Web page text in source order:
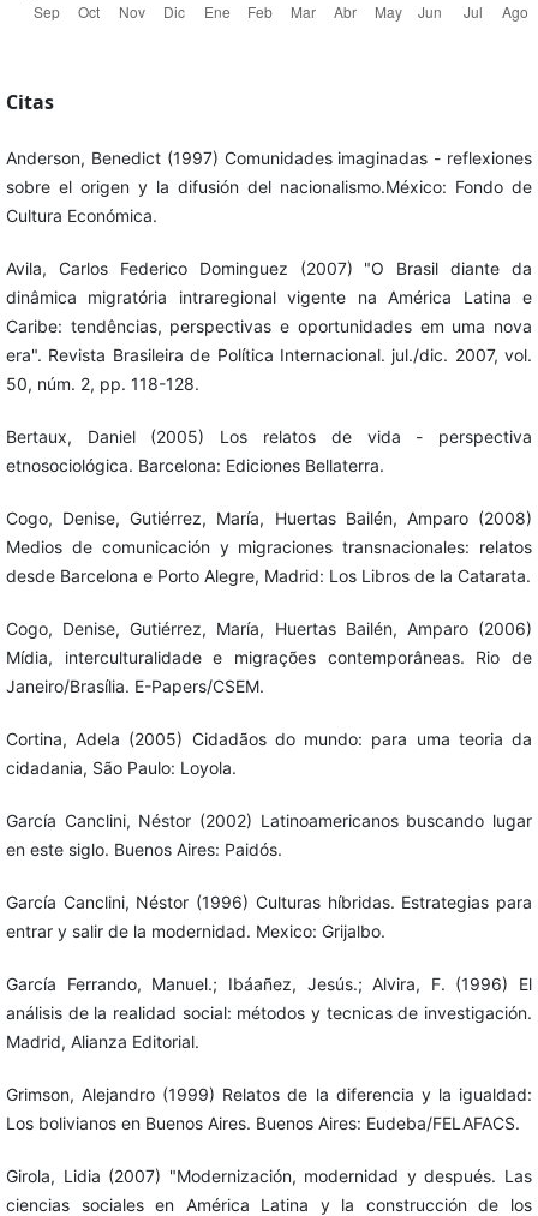
Citas
Anderson, Benedict (1997) Comunidades imaginadas - reflexiones
sobre el origen y la difusión del nacionalismo.México: Fondo de
Cultura Económica.
Avila, Carlos Federico Dominguez (2007) "O Brasil diante da
dinâmica migratória intraregional vigente na América Latina e
Caribe: tendências, perspectivas e oportunidades em uma nova
era". Revista Brasileira de Política Internacional. jul./dic. 2007, vol.
50, núm. 2, pp. 118-128.
Bertaux, Daniel (2005) Los relatos de vida - perspectiva
etnosociológica. Barcelona: Ediciones Bellaterra.
Cogo, Denise, Gutiérrez, María, Huertas Bailén, Amparo (2008)
Medios de comunicación y migraciones transnacionales: relatos
desde Barcelona e Porto Alegre, Madrid: Los Libros de la Catarata.
Cogo, Denise, Gutiérrez, María, Huertas Bailén, Amparo (2006)
Mídia, interculturalidade e migrações contemporâneas. Rio de
Janeiro/Brasília. E-Papers/CSEM.
Cortina, Adela (2005) Cidadãos do mundo: para uma teoria da
cidadania, São Paulo: Loyola.
García Canclini, Néstor (2002) Latinoamericanos buscando lugar
en este siglo. Buenos Aires: Paidós.
García Canclini, Néstor (1996) Culturas híbridas. Estrategias para
entrar y salir de la modernidad. Mexico: Grijalbo.
García Ferrando, Manuel.; Ibáañez, Jesús.; Alvira, F. (1996) El
análisis de la realidad social: métodos y tecnicas de investigación.
Madrid, Alianza Editorial.
Grimson, Alejandro (1999) Relatos de la diferencia y la igualdad:
Los bolivianos en Buenos Aires. Buenos Aires: Eudeba/FELAFACS.
Girola, Lidia (2007) "Modernización, modernidad y después. Las
ciencias sociales en América Latina y la construcción de los